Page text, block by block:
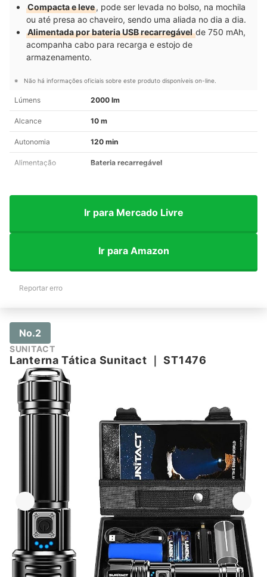
Compacta e leve, pode ser levada no bolso, na mochila
ou até presa ao chaveiro, sendo uma aliada no dia a dia.
Alimentada por bateria USB recarregávelde 750 mAh,
acompanha cabo para recarga e estojo de
armazenamento.
Não há informações oficiais sobre este produto disponíveis on-line.
Lúmens 2000 lm
Alcance 10 m
Autonomia 120 min
Alimentação Bateria recarregável
Ir para Mercado Livre
Ir para Amazon
Reportar erro
No.2
SUNITACT
Lanterna Tática Sunitact ｜ST1476